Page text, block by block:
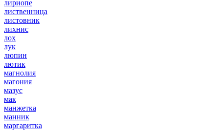
лириопе
лиственница
листовник
лихнис
лох
лук
люпин
лютик
магнолия
магония
мазус
мак
манжетка
манник
маргаритка